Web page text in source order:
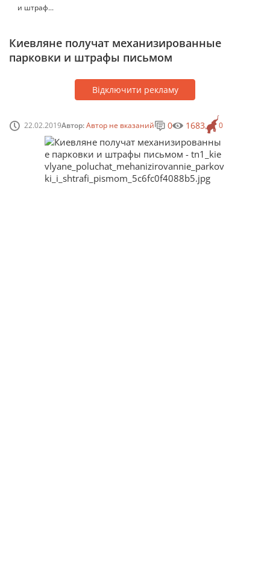
и штраф...
Киевляне получат механизированные
парковки и штрафы письмом
Відключити рекламу
22.02.2019Автор:Автор не вказаний 0
0 1683